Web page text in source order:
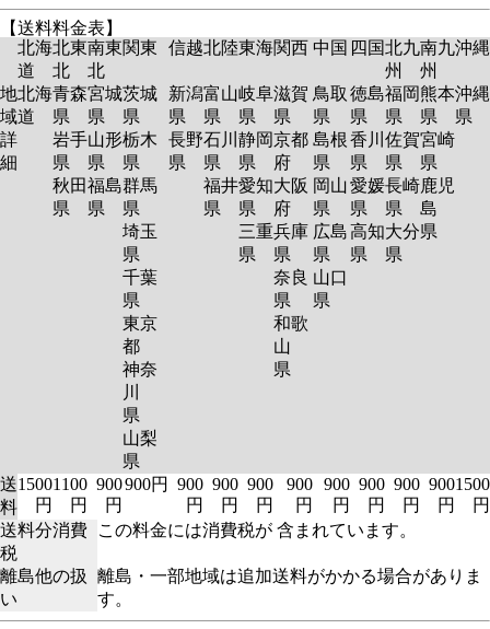
【送料料金表】
北海
道
北東
北
南東
北
関東 信越北陸東海関西 中国 四国北九
州
南九
州
沖縄
地
域
詳
細
北海
道
青森
県
岩手
県
秋田
県
宮城
県
山形
県
福島
県
茨城
県
栃木
県
群馬
県
埼玉
県
千葉
県
東京
都
神奈
川
県
山梨
県
新潟
県
長野
県
富山
県
石川
県
福井
県
岐阜
県
静岡
県
愛知
県
三重
県
滋賀
県
京都
府
大阪
府
兵庫
県
奈良
県
和歌
山
県
鳥取
県
島根
県
岡山
県
広島
県
山口
県
徳島
県
香川
県
愛媛
県
高知
県
福岡
県
佐賀
県
長崎
県
大分
県
熊本
県
宮崎
県
鹿児
島
県
沖縄
県
送
料
1500
円
1100
円
900
円
900円
900
円
900
円
900
円
900
円
900
円
900
円
900
円
900
円
1500
円
送料分消費
税
この料金には消費税が 含まれています。
離島他の扱
い
離島・一部地域は追加送料がかかる場合がありま
す。